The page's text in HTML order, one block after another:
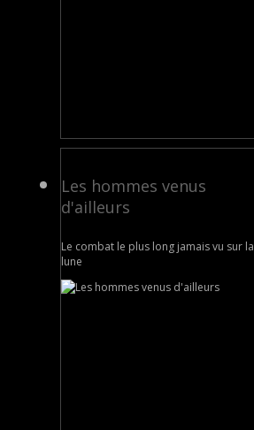
Les hommes venus
d'ailleurs
Le combat le plus long jamais vu sur la
lune